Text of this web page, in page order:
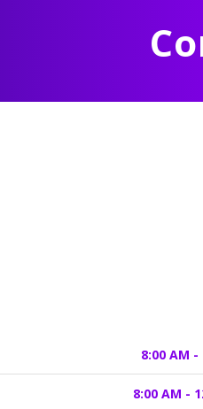
8:00 AM -
8:00 AM -